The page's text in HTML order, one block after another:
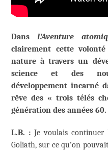
DansL’Aventure
clairement cette
nature à travers un
science et des
développement incarné
rêve des « trois télés
génération des années 60.
L.B. : Je voulais continuer
Goliath, sur ce qu’on